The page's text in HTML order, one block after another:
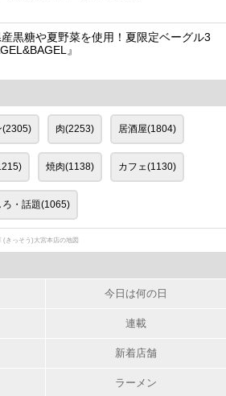
黒糖や夏野菜を使用！夏限定ベーグル3
』
(2305) 肉(2253) 居酒屋(1804)
焼肉(1138) カフェ(1130)
ろ・話題(1065)
(きっそう)大宮本店の地図
今日は何の日
連載
新着店舗
ラーメン